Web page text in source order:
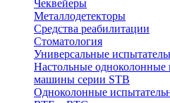
Чеквейеры
Металлодетекторы
Средства реабилитации
Стоматология
Универсальные
Настольные одноколонные
машины серии STB
Одноколонные